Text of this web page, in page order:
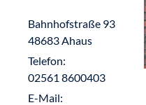
Bahnhofstraße 93
48683Ahaus
Telefon:
02561 8600403
E-Mail: